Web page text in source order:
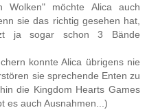
möchte Alica auch
sie das richtig gesehen hat,
ja sogar schon 3 Bände
konnte Alica übrigens nie
sie sprechende Enten zu
die Kingdom Hearts Games
es auch Ausnahmen...)